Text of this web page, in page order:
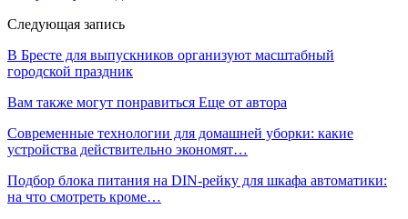
Следующая запись
В Бресте для выпускников организуют масштабный
городской праздник
Вам также могут понравиться Еще от автора
Современные технологии для домашней уборки: какие
устройства действительно экономят…
Подбор блока питания на DIN-рейку для шкафа автоматики:
на что смотреть кроме…